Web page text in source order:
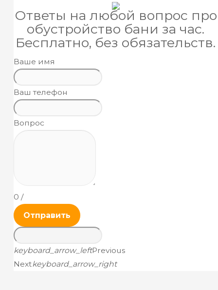
Ответы на любой вопрос про
обустройство бани за час.
Бесплатно, без обязательств.
Ваше имя
Ваш телефон
Вопрос
0 /
Отправить
keyboard_arrow_leftPrevious
Nextkeyboard_arrow_right